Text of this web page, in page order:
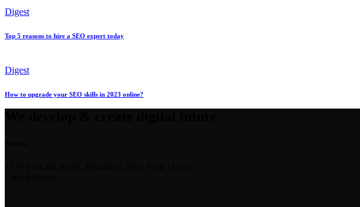
Digest
Top 5 reasons to hire a SEO expert today
Digest
How to upgrade your SEO skills in 2023 online?